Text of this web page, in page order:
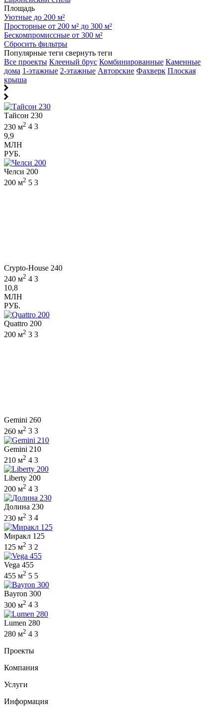
Площадь
Уютные до 200 м²
Просторные от 200 м² до 300 м²
Бескомпромиссные от 300 м²
Сбросить фильтры
Популярные теги свернуть теги
Все проекты Клееный брус Комбинированные Каменные
дома 1-этажные 2-этажные Авторские Фахверк Плоская
крыша
Тайсон 230
230 м2 4 3
9,9
МЛН
РУБ.
Челси 200
200 м2 5 3
Crypto-House 240
240 м2 4 3
10,8
МЛН
РУБ.
Quattro 200
200 м2 3 3
Gemini 260
260 м2 3 3
Gemini 210
210 м2 4 3
Liberty 200
200 м2 4 3
Долина 230
230 м2 3 4
Миракл 125
125 м2 3 2
Vega 455
455 м2 5 5
Bayron 300
300 м2 4 3
Lumen 280
280 м2 4 3
Проекты
Компания
Услуги
Информация